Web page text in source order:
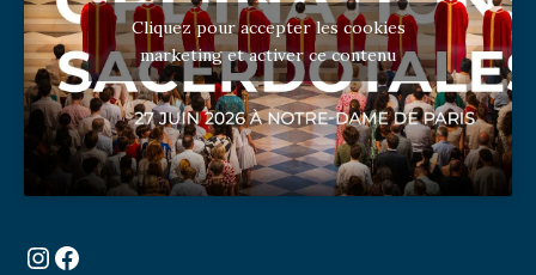
Cliquez pour accepter les cookies
marketing et activer ce contenu
Instagram
Facebook